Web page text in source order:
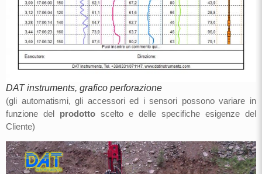
DAT instruments, grafico perforazione
(gli automatismi, gli accessori ed i sensori possono variare in
funzione del prodotto scelto e delle specifiche esigenze del
Cliente)